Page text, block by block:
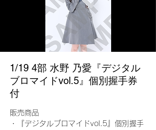
1/19 4部 水野 乃愛『デジタル
ブロマイドvol.5』個別握手券
付
販売商品
・『デジタルブロマイドvol.5』個別握手